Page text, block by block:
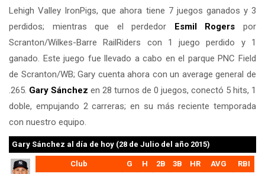
Lehigh Valley IronPigs, que ahora tiene 7 juegos ganados y 3
perdidos; mientras que el perdedor Esmil Rogers por
Scranton/Wilkes-Barre RailRiders con 1 juego perdido y 1
ganado. Este juego fue llevado a cabo en el parque PNC Field
de Scranton/WB; Gary cuenta ahora con un average general de
.265. Gary Sánchez en 28 turnos de 0 juegos, conectó 5 hits, 1
doble, empujando 2 carreras; en su más reciente temporada
con nuestro equipo.
Gary Sánchez al día de hoy (28 de Julio del año 2015)
Club G H 2B 3B HR AVG RBI